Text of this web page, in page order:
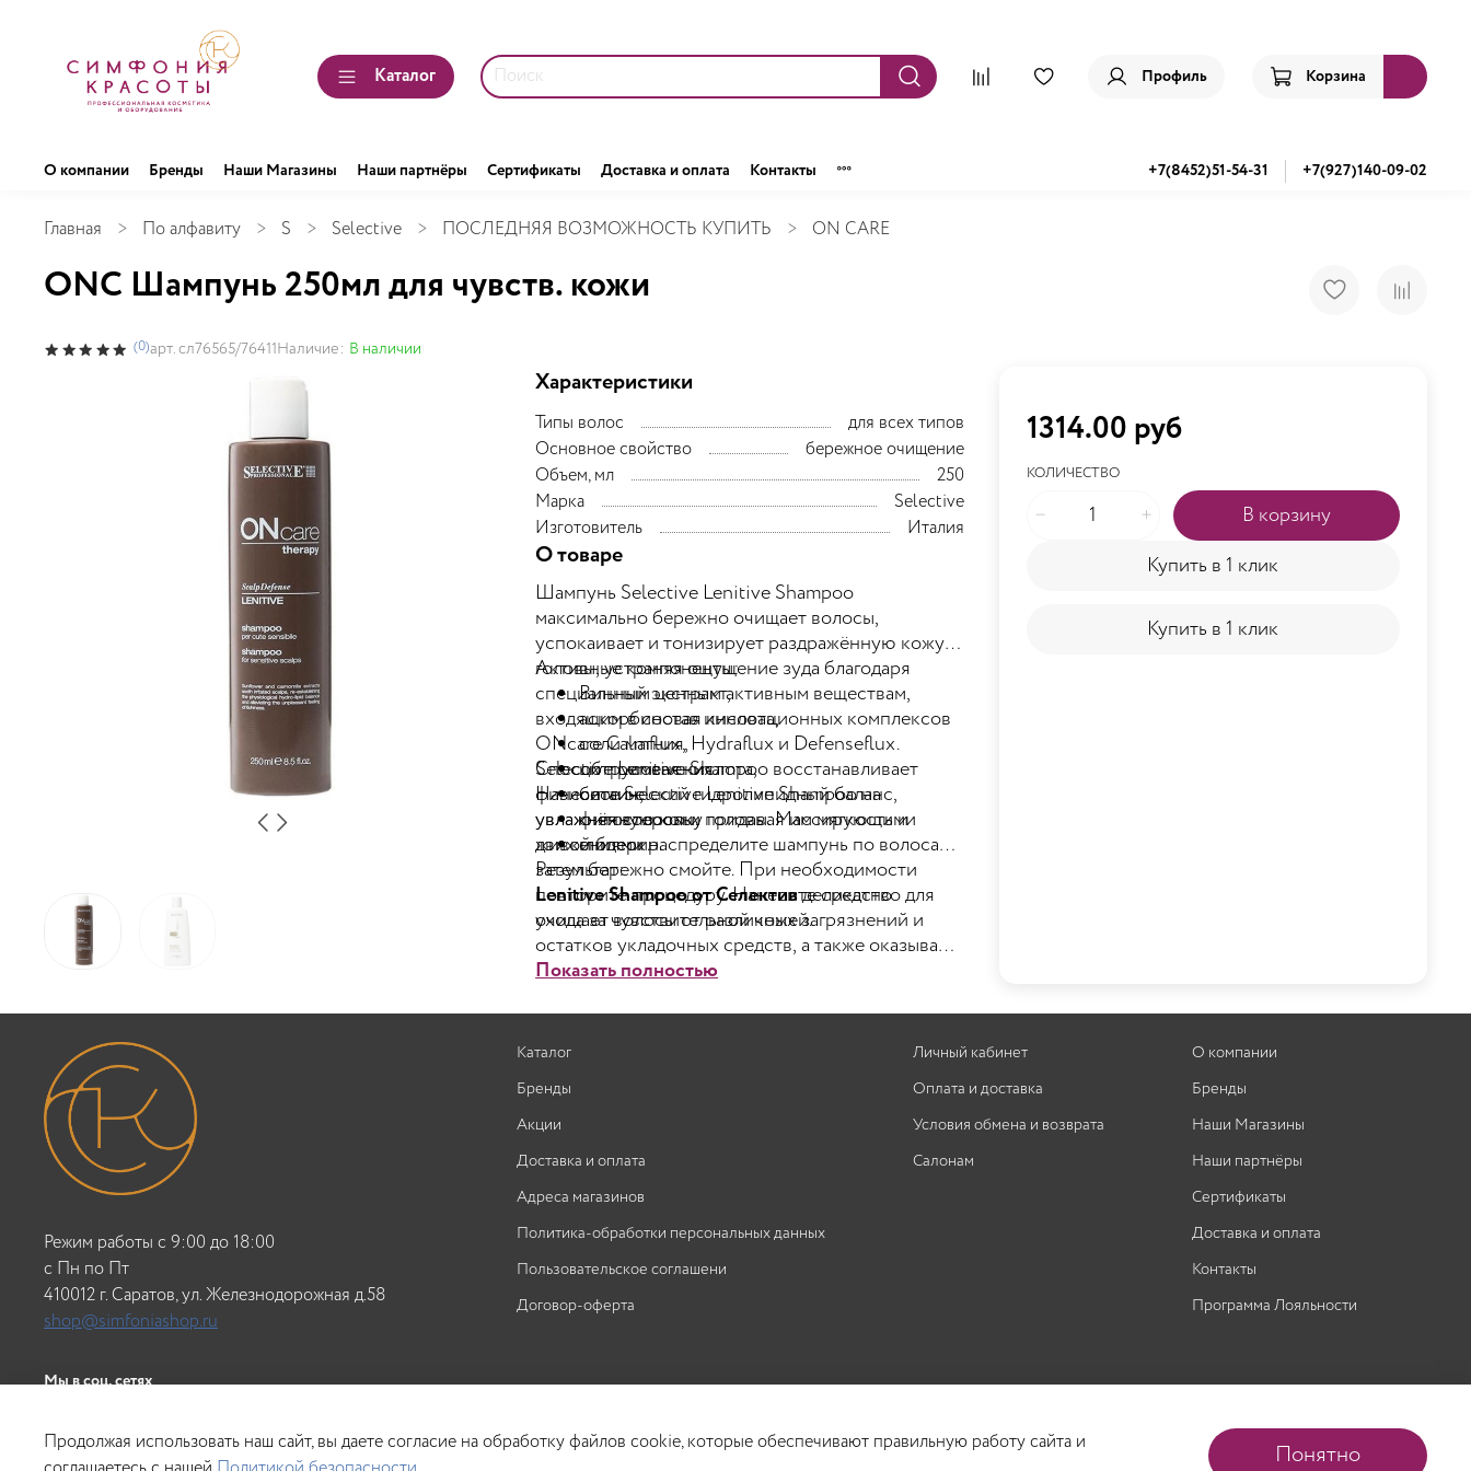
Каталог Профиль Корзина
О компании Бренды Наши Магазины Наши партнёры Сертификаты Доставка и оплата Контакты +7(8452)51-54-31 +7(927)140-09-02
Главная По алфавиту S Selective ПОСЛЕДНЯЯ ВОЗМОЖНОСТЬ КУПИТЬ ON CARE
ОNС Шампунь 250мл для чувств. кожи
(0)арт.сл76565/76411Наличие: В наличии
Характеристики
Типы волос
для всех типов
Основное свойство
бережное очищение
Объем, мл
250
Марка
Selective
Изготовитель
Италия
О товаре
Шампунь Selective Lenitive Shampoo
максимально бережно очищает волосы,
успокаивает и тонизирует раздражённую кожу
головы, устраняя ощущение зуда благодаря
специальным ценным активным веществам,
входящим в состав инновационных комплексов
ONcare Calmflux, Hydraflux и Defenseflux.
Selective Lenitive Shampoo восстанавливает
физиологический гидролипидный баланс,
увлажняя волосы и придавая им мягкость и
живой блеск.
Активные компоненты:
Винный экстракт,
аскорбиновая кислота,
соли магния,
цитрусовая кислота,
бетаин,
фитостеролы,
глицерин.
Способ применения:
Нанесите Selective Lenitive Shampoo на
увлажнённую кожу головы. Массирующими
движениями распределите шампунь по волосам,
затем бережно смойте. При необходимости
повторите процедуру. Нанесите средство для
ухода за чувствительной кожей.
Результат:
Lenitive Shampoo от Селективделикатно
очищает волосы от различных загрязнений и
остатков укладочных средств, а также оказывает
тонизирующее и успокаивающее действие на
полностью нормализует водно-липидный
баланс, устраняет перхоть и ощущение зуда.
Показать полностью
1314.00 руб
КОЛИЧЕСТВО
В корзину
Купить в 1 клик
Купить в 1 клик
Каталог
Бренды
Акции
Доставка и оплата
Адреса магазинов
Политика-обработки персональных данных
Пользовательское соглашени
Договор-оферта
Личный кабинет
Оплата и доставка
Условия обмена и возврата
Салонам
О компании
Бренды
Наши Магазины
Наши партнёры
Сертификаты
Доставка и оплата
Контакты
Программа Лояльности
Режим работы с 9:00 до 18:00
c Пн по Пт
410012 г. Саратов, ул. Железнодорожная д.58
shop@simfoniashop.ru
Мы в соц. сетях
Продолжая использовать наш сайт, вы даете согласие на обработку файлов cookie, которые обеспечивают правильную работу сайта и
Понятно